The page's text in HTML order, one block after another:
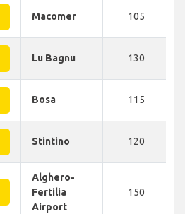
Macomer 105
Lu Bagnu 130
Bosa 115
Stintino 120
Alghero-
Fertilia
Airport
150